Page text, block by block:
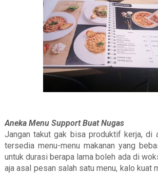
Aneka Menu Support Buat Nugas
Jangan takut gak bisa produktif kerja, di
tersedia menu-menu makanan yang
untuk durasi berapa lama boleh ada di
aja asal pesan salah satu menu, kalo kuat